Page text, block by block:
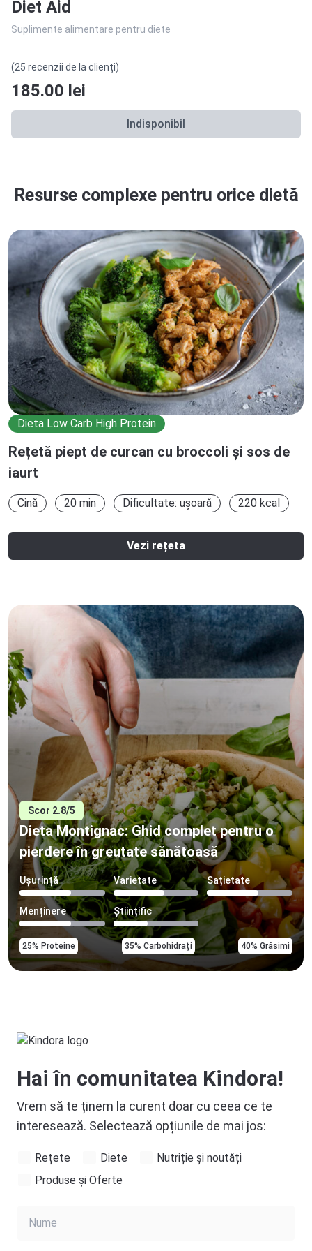
Diet Aid
Suplimente alimentare pentru diete
(25 recenzii de la clienți)
185.00 lei
Indisponibil
Resurse complexe pentru orice dietă
Dieta Low Carb High Protein
Rețetă piept de curcan cu broccoli și sos de
iaurt
Cină 20 min Dificultate: ușoară 220 kcal
Vezi rețeta
Scor 2.8/5
Dieta Montignac: Ghid complet pentru o
pierdere în greutate sănătoasă
Ușurință Varietate Sațietate
Menținere Științific
25% Proteine 35% Carbohidrați 40% Grăsimi
Hai în comunitatea Kindora!
Vrem să te ținem la curent doar cu ceea ce te
interesează. Selectează opțiunile de mai jos:
Rețete Diete
Nutriție și noutăți
Produse și Oferte